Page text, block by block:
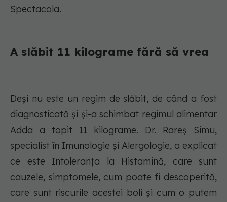
Spectacola.
A slăbit 11 kilograme fără să vrea
Deși nu este un regim de slăbit, de când a fost
diagnosticată și și-a schimbat regimul alimentar
Adda a topit 11 kilograme. Dr. Rareș Simu,
specialist în Imunologie și Alergologie, a explicat
ce este Intoleranța la Histamină, care sunt
cauzele, simptomele, cum poate fi descoperită,
care sunt riscurile acestei boli și cum o putem